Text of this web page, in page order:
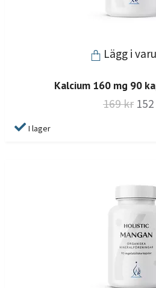
Lägg i
Kalcium 160 mg 90
169 kr
I lager